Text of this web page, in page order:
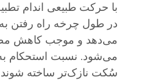
با حرکت طبیعی اندام
در طول چرخه راه رفتن
می‌دهد و موجب کاهش
می‌شود. نسبت استحکام
سُکت نازک‌تر ساخته شوند